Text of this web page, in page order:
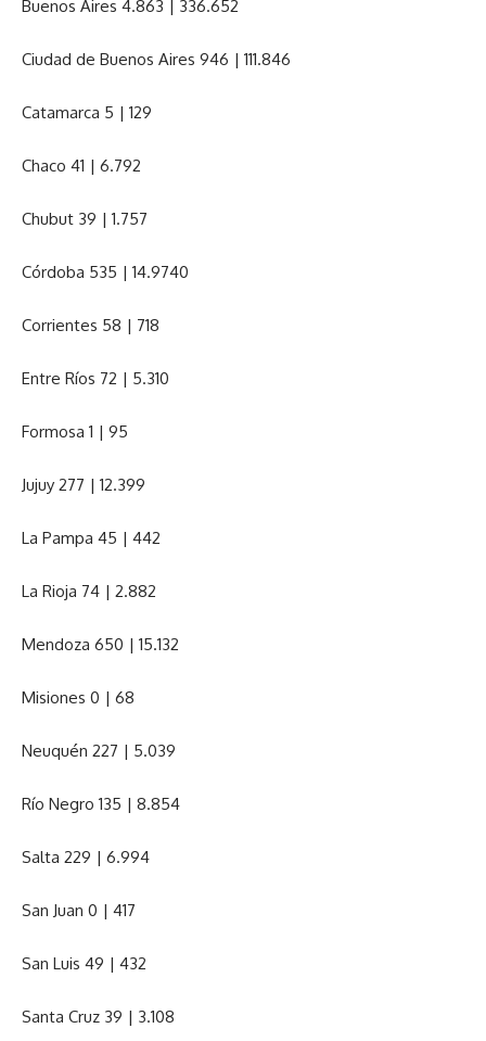
Buenos Aires 4.863 | 336.652
Ciudad de Buenos Aires 946 | 111.846
Catamarca 5 | 129
Chaco 41 | 6.792
Chubut 39 | 1.757
Córdoba 535 | 14.9740
Corrientes 58 | 718
Entre Ríos 72 | 5.310
Formosa 1 | 95
Jujuy 277 | 12.399
La Pampa 45 | 442
La Rioja 74 | 2.882
Mendoza 650 | 15.132
Misiones 0 | 68
Neuquén 227 | 5.039
Río Negro 135 | 8.854
Salta 229 | 6.994
San Juan 0 | 417
San Luis 49 | 432
Santa Cruz 39 | 3.108